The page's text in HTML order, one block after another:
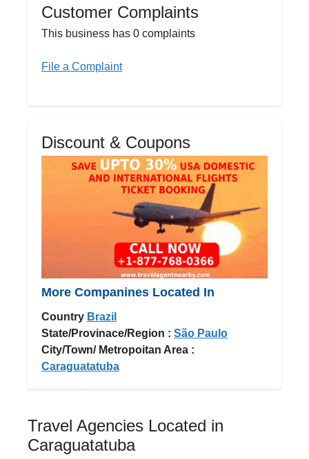
Customer Complaints
This business has 0 complaints
File a Complaint
Discount & Coupons
More Companines Located In
Country Brazil
State/Provinace/Region : São Paulo
City/Town/ Metropoitan Area :
Caraguatatuba
Travel Agencies Located in
Caraguatatuba